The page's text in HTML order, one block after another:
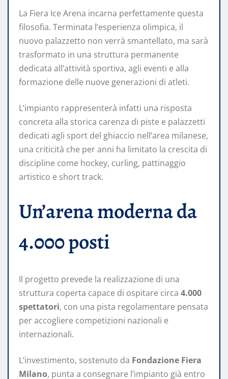
La Fiera Ice Arena incarna perfettamente questa
filosofia. Terminata l’esperienza olimpica, il
nuovo palazzetto non verrà smantellato, ma sarà
trasformato in una struttura permanente
dedicata all’attività sportiva, agli eventi e alla
formazione delle nuove generazioni di atleti.
L’impianto rappresenterà infatti una risposta
concreta alla storica carenza di piste e palazzetti
dedicati agli sport del ghiaccio nell’area milanese,
una criticità che per anni ha limitato la crescita di
discipline come hockey, curling, pattinaggio
artistico e short track.
Un’arena moderna da
4.000 posti
Il progetto prevede la realizzazione di una
struttura coperta capace di ospitare circa 4.000
spettatori, con una pista regolamentare pensata
per accogliere competizioni nazionali e
internazionali.
L’investimento, sostenuto da Fondazione Fiera
Milano, punta a consegnare l’impianto già entro